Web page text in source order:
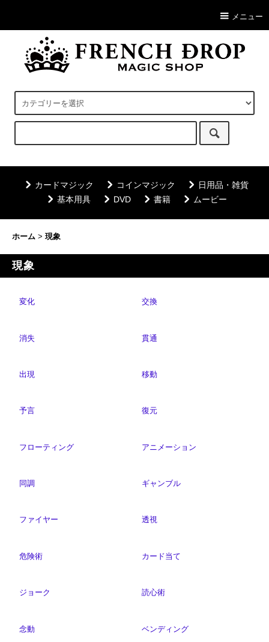
メニュー
カードマジック コインマジック
日用品・雑貨
基本用具
DVD 書籍 ムービー
ホーム > 現象
現象
変化 交換
消失 貫通
出現 移動
予言 復元
フローティング アニメーション
同調 ギャンブル
ファイヤー 透視
危険術 カード当て
ジョーク 読心術
念動 ベンディング